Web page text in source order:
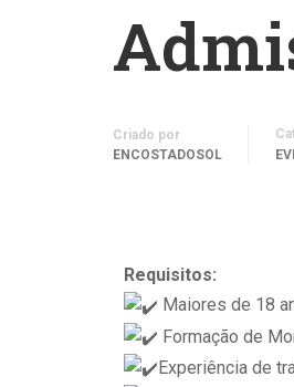
Criado por
ENCOSTADOSOL
Requisitos:
Maiores de 18
Formação de
Experiência de